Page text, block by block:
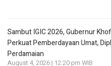
Sambut IGIC 2026, Gubernur
Perkuat Pemberdayaan Umat,
Perdamaian
August 4, 2026 | 12:20 pm WIB